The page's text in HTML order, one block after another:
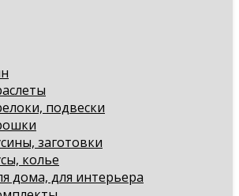
подвески
заготовки
колье
дома, для интерьера